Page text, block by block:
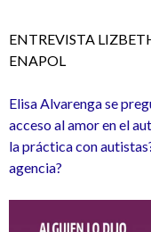
ENTREVISTA
ENAPOL
Elisa Alvarenga se
acceso al amor en el
la práctica con
agencia?